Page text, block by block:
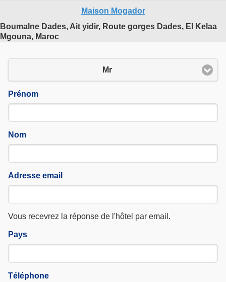
Maison Mogador
Boumalne Dades, Ait yidir, Route gorges Dades, El Kelaa
Mgouna, Maroc
Mr
Prénom
Nom
Adresse email
Vous recevrez la réponse de l'hôtel par email.
Pays
Téléphone